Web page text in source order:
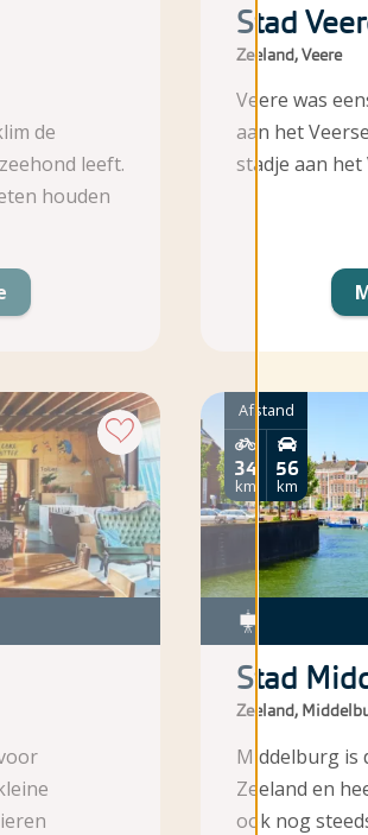
Stad
Zeeland, Veere
Veere was
aan het
stadje aan het
Afstand
56
km
34
km
Stad
Zeeland,
Middelburg is
Zeeland en
ook nog
de
leeft.
houden